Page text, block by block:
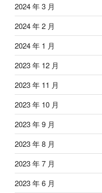
2024 年 3 月
2024 年 2 月
2024 年 1 月
2023 年 12 月
2023 年 11 月
2023 年 10 月
2023 年 9 月
2023 年 8 月
2023 年 7 月
2023 年 6 月